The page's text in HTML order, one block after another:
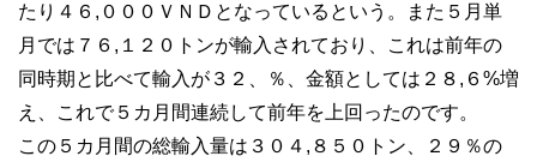
たり４６,０００ＶＮＤとなっているという。また５月単
月では７６,１２０トンが輸入されており、これは前年の
同時期と比べて輸入が３２、％、金額としては２８,６%増
え、これで５カ月間連続して前年を上回ったのです。
この５カ月間の総輸入量は３０４,８５０トン、２９％の